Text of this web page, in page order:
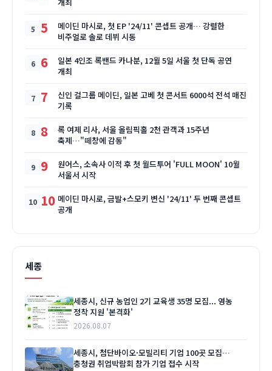
5
메이딘 마시로, 첫 EP '24/11' 콘셉트 공개… 강렬한
비주얼로 솔로 데뷔 시동
6
일본 4인조 록밴드 카나분, 12월 5일 서울 첫 단독 공연
개최
7
신인 걸그룹 메이딘, 일본 고베 첫 콘서트 6000석 전석 매진
기록
8
록 여제 리사, 서울 올림픽홀 2천 관객과 15주년
축제…"떼창에 감동"
9
원어스, 소속사 이적 후 첫 월드투어 'FULL MOON' 10월
서울서 시작
10 메이딘 마시로, 금발+스모키 변신 '24/11' 두 번째 콘셉트
공개
세종
세종시, 신규 농업인 2기 교육생 35명 모집... 영농
정착 지원 '본격화'
2026.08.07
세종시, 첨단바이오·모빌리티 기업 100곳 모집…
충청권 취업박람회 참가 기업 접수 시작